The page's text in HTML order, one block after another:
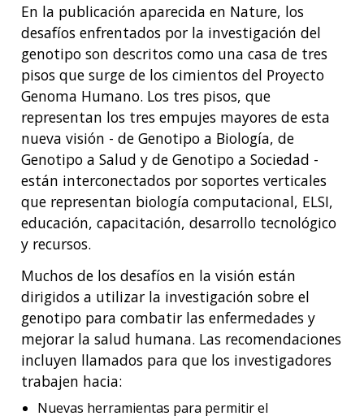
En la publicación aparecida en Nature, los
desafíos enfrentados por la investigación del
genotipo son descritos como una casa de tres
pisos que surge de los cimientos del Proyecto
Genoma Humano. Los tres pisos, que
representan los tres empujes mayores de esta
nueva visión - de Genotipo a Biología, de
Genotipo a Salud y de Genotipo a Sociedad -
están interconectados por soportes verticales
que representan biología computacional, ELSI,
educación, capacitación, desarrollo tecnológico
y recursos.
Muchos de los desafíos en la visión están
dirigidos a utilizar la investigación sobre el
genotipo para combatir las enfermedades y
mejorar la salud humana. Las recomendaciones
incluyen llamados para que los investigadores
trabajen hacia:
Nuevas herramientas para permitir el